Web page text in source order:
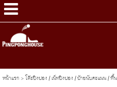
หน้าแรก>โต๊ะปิงปอง / เน็ทปิงปอง / ป้ายนับคะแนน / พื้